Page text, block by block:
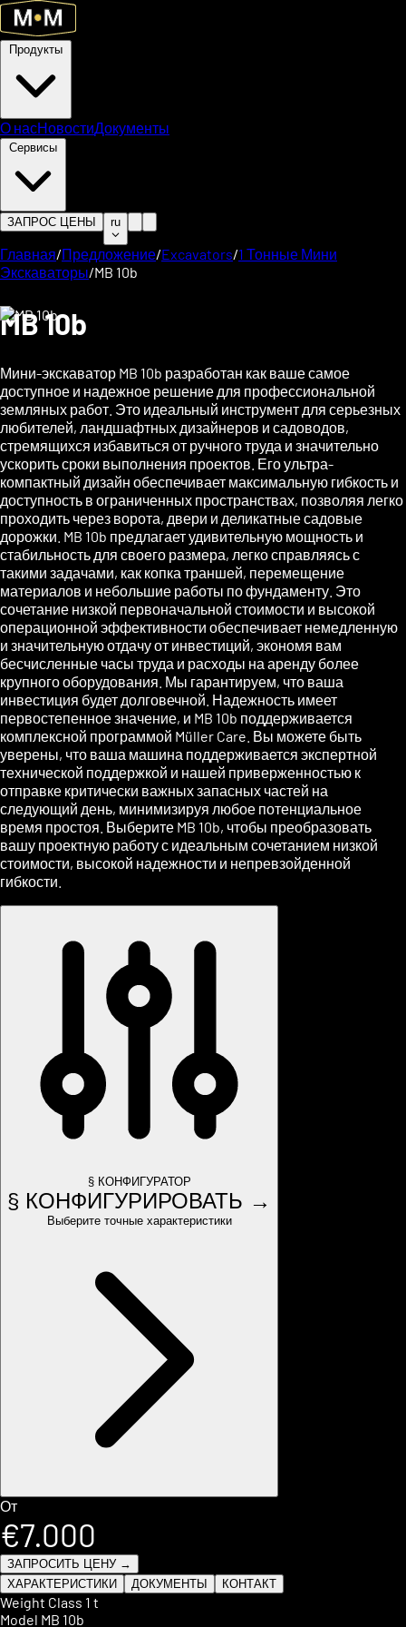
О насНовостиДокументы
ЗАПРОС ЦЕНЫ ru
Главная/Предложение/Excavators/1 Тонные Мини
Экскаваторы/MB 10b
MB 10b
Мини-экскаватор MB 10b разработан как ваше самое
доступное и надежное решение для профессиональной
земляных работ. Это идеальный инструмент для серьезных
любителей, ландшафтных дизайнеров и садоводов,
стремящихся избавиться от ручного труда и значительно
ускорить сроки выполнения проектов. Его ультра-
компактный дизайн обеспечивает максимальную гибкость и
доступность в ограниченных пространствах, позволяя легко
проходить через ворота, двери и деликатные садовые
дорожки. MB 10b предлагает удивительную мощность и
стабильность для своего размера, легко справляясь с
такими задачами, как копка траншей, перемещение
материалов и небольшие работы по фундаменту. Это
сочетание низкой первоначальной стоимости и высокой
операционной эффективности обеспечивает немедленную
и значительную отдачу от инвестиций, экономя вам
бесчисленные часы труда и расходы на аренду более
крупного оборудования. Мы гарантируем, что ваша
инвестиция будет долговечной. Надежность имеет
первостепенное значение, и MB 10b поддерживается
комплексной программой Müller Care. Вы можете быть
уверены, что ваша машина поддерживается экспертной
технической поддержкой и нашей приверженностью к
отправке критически важных запасных частей на
следующий день, минимизируя любое потенциальное
время простоя. Выберите MB 10b, чтобы преобразовать
вашу проектную работу с идеальным сочетанием низкой
стоимости, высокой надежности и непревзойденной
гибкости.
§ КОНФИГУРАТОР
§ КОНФИГУРИРОВАТЬ →
Выберите точные характеристики
От
€7.000
ЗАПРОСИТЬ ЦЕНУ →
ХАРАКТЕРИСТИКИ
ДОКУМЕНТЫ КОНТАКТ
Weight Class 1 t
Model MB 10b